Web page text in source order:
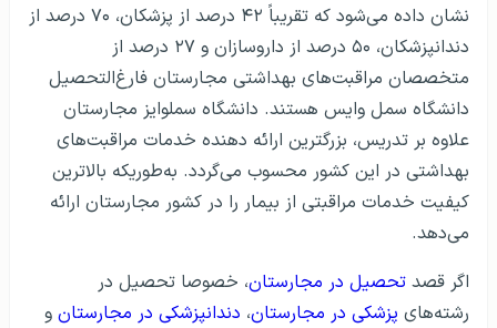
نشان داده می‌شود که تقریباً ۴۲ درصد از پزشکان، ۷۰ درصد از
دندانپزشکان، ۵۰ درصد از داروسازان و ۲۷ درصد از
متخصصان مراقبت‌های بهداشتی مجارستان فارغ‌التحصیل
دانشگاه سمل وایس هستند. دانشگاه سملوایز مجارستان
علاوه بر تدریس، بزرگترین ارائه دهنده خدمات مراقبت‌های
بهداشتی در این کشور محسوب می‌گردد. به‌طوریکه بالاترین
کیفیت خدمات مراقبتی از بیمار را در کشور مجارستان ارائه
می‌دهد.
اگر قصد تحصیل در مجارستان، خصوصا تحصیل در
رشته‌های پزشکی در مجارستان، دندانپزشکی در مجارستان و